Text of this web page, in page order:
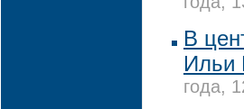
В
Ильи
года,